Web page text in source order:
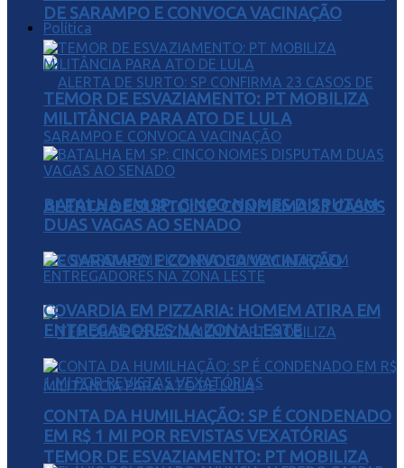
Política
ALERTA DE SURTO: SP CONFIRMA 23 CASOS
DE SARAMPO E CONVOCA VACINAÇÃO
TEMOR DE ESVAZIAMENTO: PT MOBILIZA
DE SARAMPO E CONVOCA VACINAÇÃO
TEMOR DE ESVAZIAMENTO: PT MOBILIZA
MILITÂNCIA PARA ATO DE LULA
BATALHA EM SP: CINCO NOMES DISPUTAM
DUAS VAGAS AO SENADO
COVARDIA EM PIZZARIA: HOMEM ATIRA EM
ENTREGADORES NA ZONA LESTE
CONTA DA HUMILHAÇÃO: SP É CONDENADO
EM R$ 1 MI POR REVISTAS VEXATÓRIAS